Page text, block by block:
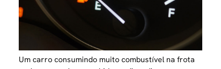
Um carro consumindo muito combustível na frota